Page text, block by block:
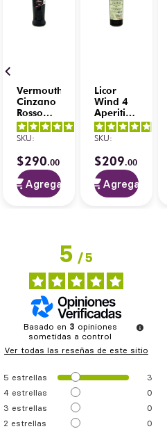
4.8/ 5-
opiniones
Vermouth
Cinzano
Rosso
750 ml
5/ 5-
opiniones
SKU:
$290.00
Agregar
Licor
Wind 4
Aperitivo
Amargo
750 ml
SKU:
$209.00
Agregar
5/5
Basado en 3 opiniones
sometidas a control
Ver todas las reseñas de este sitio
5 estrellas
3
4 estrellas
0
3 estrellas
0
2 estrellas
0